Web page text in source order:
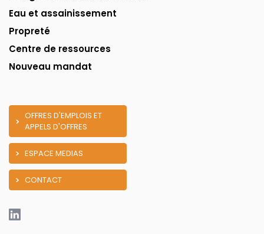
Eau et assainissement
Propreté
Centre de ressources
Nouveau mandat
OFFRES D'EMPLOIS ET
APPELS D'OFFRES
ESPACE MEDIAS
CONTACT